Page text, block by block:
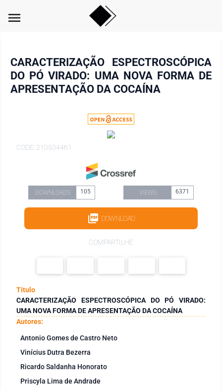
menu
CARACTERIZAÇÃO ESPECTROSCÓPICA
DO PÓ VIRADO: UMA NOVA FORMA DE
APRESENTAÇÃO DA COCAÍNA
CODE: 210504461
DOWNLOADS 105 VIEWS 6371
DOWNLOAD
COMPARTILHE
Título
CARACTERIZAÇÃO ESPECTROSCÓPICA DO PÓ VIRADO:
UMA NOVA FORMA DE APRESENTAÇÃO DA COCAÍNA
Autores:
Antonio Gomes de Castro Neto
Vinícius Dutra Bezerra
Ricardo Saldanha Honorato
Priscyla Lima de Andrade